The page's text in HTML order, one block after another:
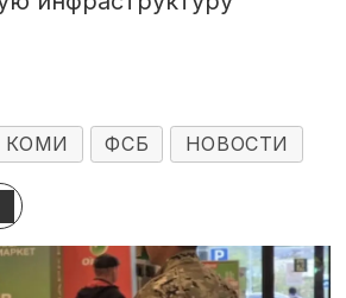
КОМИ ФСБ НОВОСТИ